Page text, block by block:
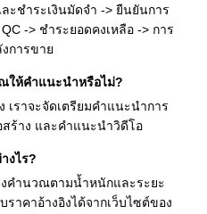
ะชำระเงินมัดจำ -> ยืนยันการ
-> ชำระยอดคงเหลือ -> การ
การขาย
ให้คำแนะนำหรือไม่?
เราจะจัดเตรียมคำแนะนำการ
ร้าง และคำแนะนำวิดีโอ
งไร?
คำนวณตามน้ำหนักและระยะ
าคาอ้างอิงได้จากเว็บไซต์ของ